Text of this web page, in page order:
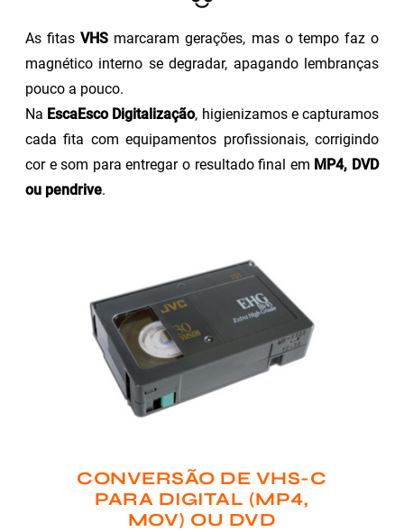
As fitasVHS marcaram gerações, mas o tempo faz o
magnético interno se degradar, apagando lembranças
pouco a pouco.
Na EscaEsco Digitalização, higienizamos e capturamos
cada fita com equipamentos profissionais, corrigindo
cor e som para entregar o resultado final em MP4, DVD
ou pendrive.
CONVERSÃO DE VHS-C
PARA DIGITAL (MP4,
MOV) OU DVD